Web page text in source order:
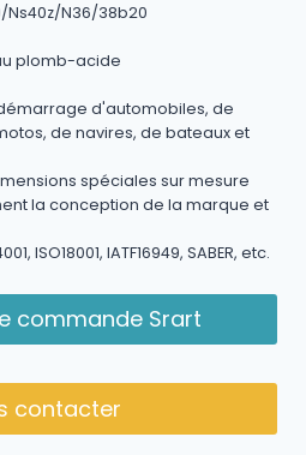
N36/38b20
plomb-acide
d'automobiles, de
de navires, de bateaux et
spéciales sur mesure
la conception de la marque et
ISO18001, IATF16949, SABER, etc.
commande Srart
contacter